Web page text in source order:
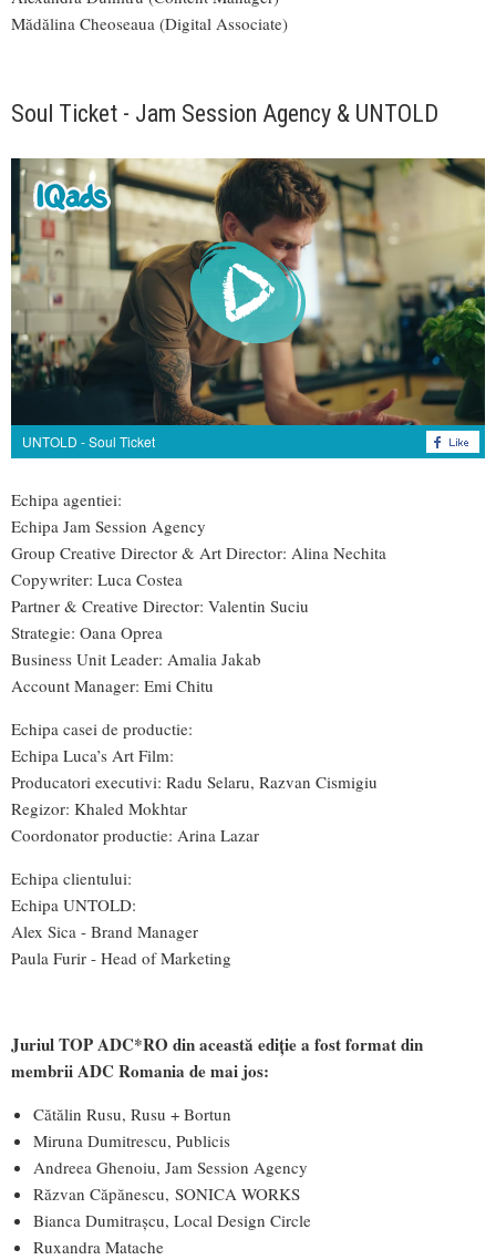
Mădălina Cheoseaua (Digital Associate)
Soul Ticket - Jam Session Agency & UNTOLD
UNTOLD - Soul Ticket
Echipa agentiei:
Echipa Jam Session Agency
Group Creative Director & Art Director: Alina Nechita
Copywriter: Luca Costea
Partner & Creative Director: Valentin Suciu
Strategie: Oana Oprea
Business Unit Leader: Amalia Jakab
Account Manager: Emi Chitu
Echipa casei de productie:
Echipa Luca’s Art Film:
Producatori executivi: Radu Selaru, Razvan Cismigiu
Regizor: Khaled Mokhtar
Coordonator productie: Arina Lazar
Echipa clientului:
Echipa UNTOLD:
Alex Sica - Brand Manager
Paula Furir - Head of Marketing
Juriul TOP ADC*RO din această ediție a fost format din
membrii ADC Romania de mai jos:
Cătălin Rusu, Rusu + Bortun
Miruna Dumitrescu, Publicis
Andreea Ghenoiu, Jam Session Agency
Răzvan Căpănescu, SONICA WORKS
Bianca Dumitrașcu, Local Design Circle
Ruxandra Matache